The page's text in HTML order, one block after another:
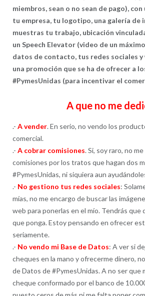
miembros, sean o no sean de pago),
tu empresa, tu logotipo, una galería de
muestras tu trabajo, ubicación
un Speech Elevator (video de un
datos de contacto, tus redes sociales y
una promoción que se ha de ofrecer a
#PymesUnidas (para incentivar el
A que no me
.- A vender. En serio, no vendo los
comercial.
.- A cobrar comisiones. Si, soy raro, no
comisiones por los tratos que hagan dos
#PymesUnidas, ni siquiera aun
.- No gestiono tus redes sociales:
mías, no me encargo de buscar las
web para ponerlas en el mío. Tendrás que
que ponga. Estoy pensando en ofrecer
seriamente.
.- No vendo mi Base de Datos: A ver si
cheques en la mano y ofrecerme dinero,
de Datos de #PymesUnidas. A no ser que
cheque conformado por el banco de